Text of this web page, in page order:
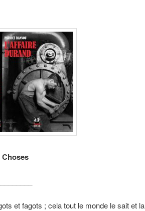
fagots ; cela tout le monde le sait et la